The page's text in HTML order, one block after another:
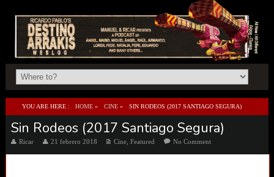
YOU ARE HERE : HOME » CINE » SIN RODEOS (2017 SANTIAGO SEGURA)
Sin Rodeos (2017 Santiago Segura)
Ricar 21 febrero 2018 Cine, Featured No Comment